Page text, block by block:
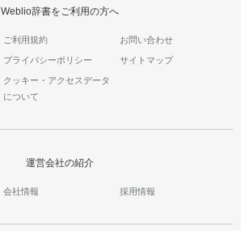
Weblio辞書をご利用の方へ
ご利用規約 お問い合わせ
プライバシーポリシー サイトマップ
クッキー・アクセスデータ
について
運営会社の紹介
会社情報 採用情報